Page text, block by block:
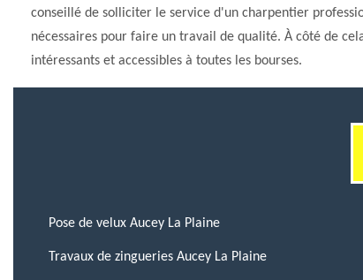
conseillé de solliciter le service d'un charpentier
nécessaires pour faire un travail de qualité. À côté de
intéressants et accessibles à toutes les bourses.
Pose de velux Aucey La Plaine
Travaux de zingueries Aucey La Plaine